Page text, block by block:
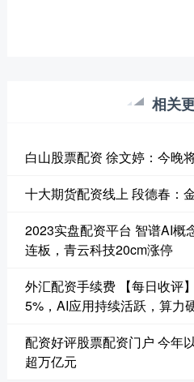
相关
白山股票配资 徐文婷：今晚
十大期货配资线上 段德春：
2023实盘配资平台 智谱AI概
连板，青云科技20cm涨停
外汇配资手续费 【每日收评
5%，AI应用持续活跃，算力
配资好评股票配资门户 今年
超万亿元